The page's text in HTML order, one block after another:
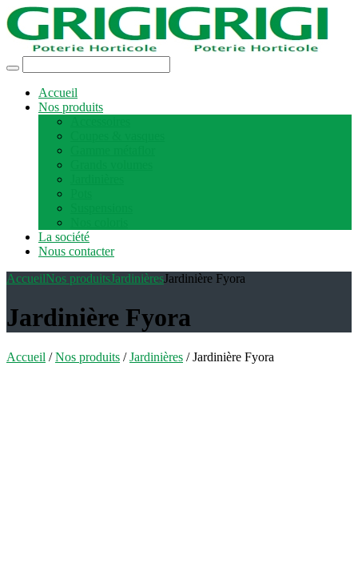
Accueil
Nos produits
La société
Nous contacter
AccueilNos produitsJardinièresJardinière Fyora
Jardinière Fyora
Accueil /Nos produits /Jardinières / Jardinière Fyora